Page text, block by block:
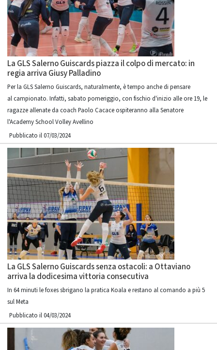
La GLS Salerno Guiscards piazza il colpo di mercato: in
regia arriva Giusy Palladino
Per la GLS Salerno Guiscards, naturalmente, è tempo anche di pensare
al campionato. Infatti, sabato pomeriggio, con fischio d'inizio alle ore 19, le
ragazze allenate da coach Paolo Cacace ospiteranno alla Senatore
l'Academy School Volley Avellino
Pubblicato il 07/03/2024
La GLS Salerno Guiscards senza ostacoli: a Ottaviano
arriva la dodicesima vittoria consecutiva
In 64 minuti le foxes sbrigano la pratica Koala e restano al comando a più 5
sul Meta
Pubblicato il 04/03/2024